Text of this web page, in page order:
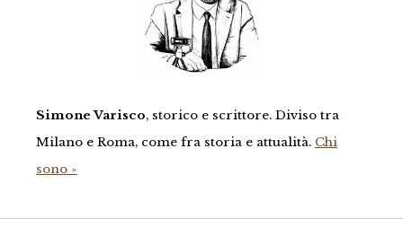
Simone Varisco, storico e scrittore. Diviso tra
Milano e Roma, come fra storia e attualità. Chi
sono »